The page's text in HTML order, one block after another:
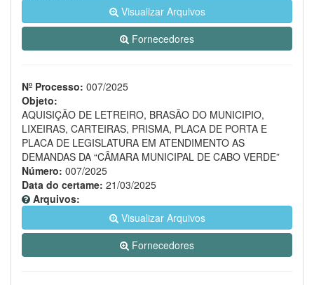
Visualizar Arquivos
Fornecedores
Nº Processo: 007/2025
Objeto:
AQUISIÇÃO DE LETREIRO, BRASÃO DO MUNICIPIO,
LIXEIRAS, CARTEIRAS, PRISMA, PLACA DE PORTA E
PLACA DE LEGISLATURA EM ATENDIMENTO AS
DEMANDAS DA “CÂMARA MUNICIPAL DE CABO VERDE”
Número: 007/2025
Data do certame: 21/03/2025
Arquivos:
Visualizar Arquivos
Fornecedores